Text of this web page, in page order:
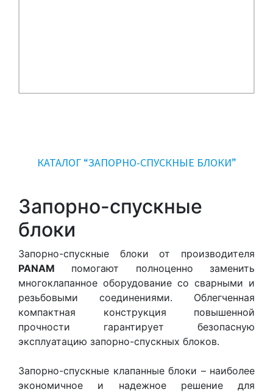
КАТАЛОГ “ЗАПОРНО-СПУСКНЫЕ БЛОКИ”
Запорно-спускные
блоки
Запорно-спускные блоки от производителя
PANAM помогают полноценно заменить
многоклапанное оборудование со сварными и
резьбовыми соединениями. Облегченная
компактная конструкция повышенной
прочности гарантирует безопасную
эксплуатацию запорно-спускных блоков.
Запорно-спускные клапанные блоки – наиболее
экономичное и надежное решение для